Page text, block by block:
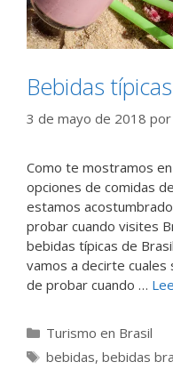
Bebidas
3 de mayo de 2018 por
Como te mostramos
opciones de comidas
estamos
probar cuando visites
bebidas típicas de
vamos a decirte
de probar cuando …
Categorías
Turismo en Brasil
Etiquetas
bebidas, bebidas